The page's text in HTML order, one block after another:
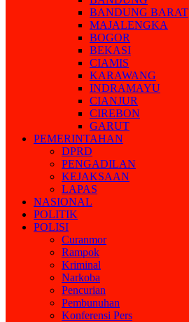
BANDUNG BARAT
MAJALENGKA
BOGOR
BEKASI
CIAMIS
KARAWANG
INDRAMAYU
CIANJUR
CIREBON
GARUT
PEMERINTAHAN
DPRD
PENGADILAN
KEJAKSAAN
LAPAS
NASIONAL
POLITIK
POLISI
Curanmor
Rampok
Kriminal
Narkoba
Pencurian
Pembunuhan
Konferensi Pers